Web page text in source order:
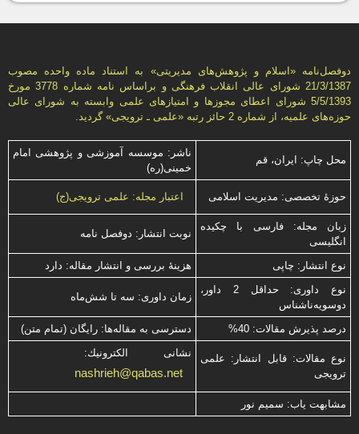
دوفصل‌نامه «اسلام و پژوهش‌های مديريتی» به استناد ماده واحده مصوب
21/3/1387 شورای عالی انقلاب فرهنگی و براساس نامه شماره 3778 مورخ
5/5/1393 شورای اعطای مجوزها و امتيازهای علمی وابسته به شورای عالی
حوزه‌های علميه، از شماره 2 حائز رتبه «علمی ـ ترويجی» گرديد.
محل چاپ: ایران، قم
ناشر: موسسه آموزشی و پژوهشی امام
خمینی(ره)
حوزۀ تخصصی: مدیریت اسلامی اعتبار مجله: علمی ترویجی(ج)
زبان مجله: فارسی با چكیده
انگلیسی
نوبت انتشار: دوفصل نامه
نوع انتشار: چاپی
هزینۀ بررسی و انتشار مقاله: دارد
نوع داوری: حداقل 2 داور،
دوسویه‌ناشناس
زمان داوری: سه تا شش‌ماه
درصد پذیرش مقالات: 40% دسترسی به مقاله‌ها: رایگان (تمام متن)
نوع مقالات: قابل انتشار: علمی
ترویجی
نشانی الكترونیك:
nashrieh@qabas.net
مشابهت ياب: سميم نور